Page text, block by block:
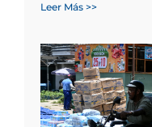
Leer Más >>